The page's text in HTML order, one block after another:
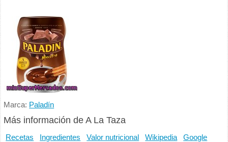
Marca: Paladín
Más información de A La Taza
Recetas Ingredientes Valor nutricional Wikipedia Google